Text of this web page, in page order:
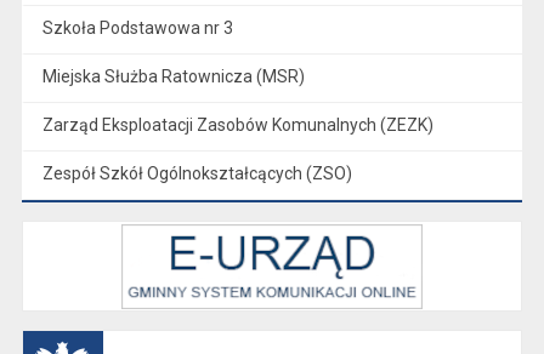
Szkoła Podstawowa nr 3
Miejska Służba Ratownicza (MSR)
Zarząd Eksploatacji Zasobów Komunalnych (ZEZK)
Zespół Szkół Ogólnokształcących (ZSO)